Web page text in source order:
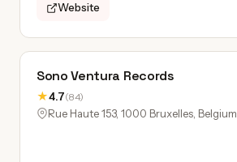
Website
Sono Ventura Records
★4.7(84)
Rue Haute 153, 1000 Bruxelles, Belgium